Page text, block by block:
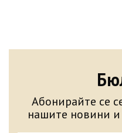
Абонирайте се
нашите новини